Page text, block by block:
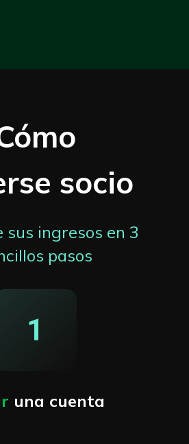
socio
ingresos en 3
pasos
una cuenta